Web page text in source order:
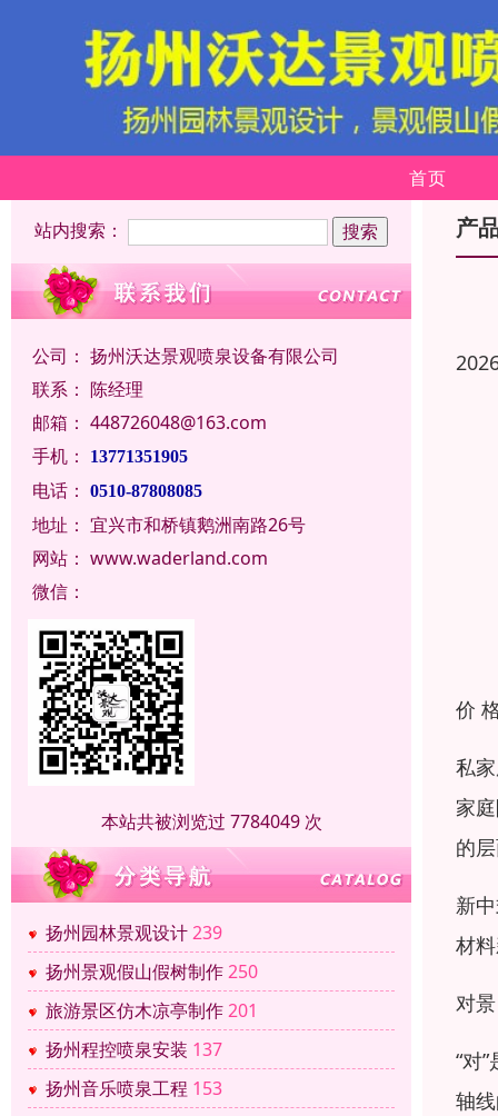
首页
站内搜索：
公司： 扬州沃达景观喷泉设备有限公司
联系： 陈经理
邮箱： 448726048@163.com
手机：
13771351905
电话： 0510-87808085
地址： 宜兴市和桥镇鹅洲南路26号
网站： www.waderland.com
微信：
本站共被浏览过 7784049 次
扬州园林景观设计239
扬州景观假山假树制作250
旅游景区仿木凉亭制作201
扬州程控喷泉安装 137
扬州音乐喷泉工程 153
产
价
私
家
的
新
材
对景
“对
轴